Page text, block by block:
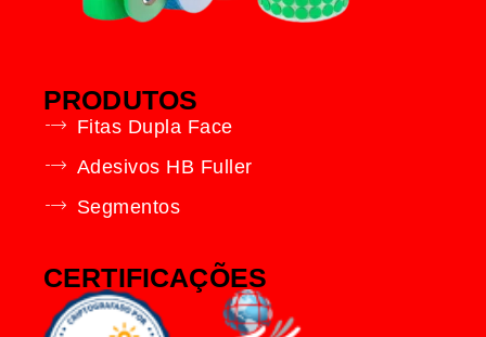
PRODUTOS
Fitas Dupla Face
Adesivos HB Fuller
Segmentos
CERTIFICAÇÕES